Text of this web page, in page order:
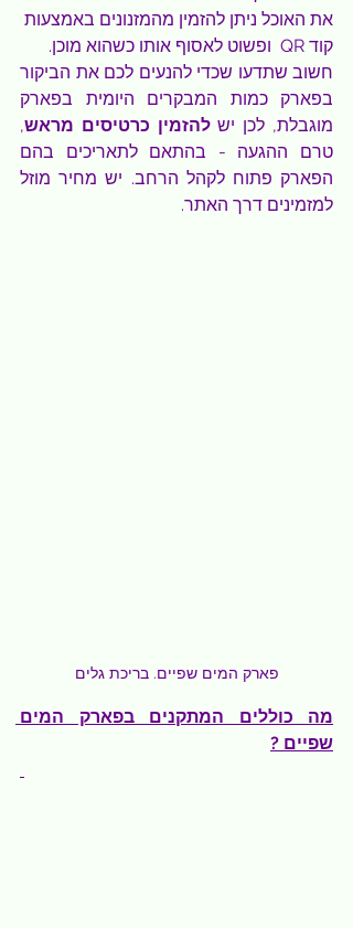
את האוכל ניתן להזמין מהמזנונים באמצעות
קוד QR  ופשוט לאסוף אותו כשהוא מוכן.
מוגבלת, לכן יש להזמין כרטיסים מראש
למזמינים דרך האתר.
פארק המים שפיים. בריכת גלים
שפיים ?